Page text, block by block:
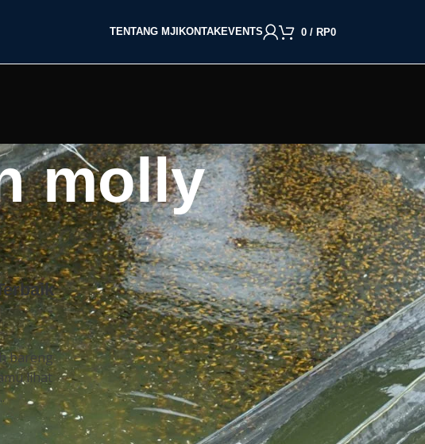
TENTANG MJI KONTAKEVENTS 0 / RP0
molly
bareng
lihat
BACA BERDASARKAN JENIS IKAN
Cupang
Molly
Channa
Koi
Koki
Guppy
Platy
Glofish
Danio